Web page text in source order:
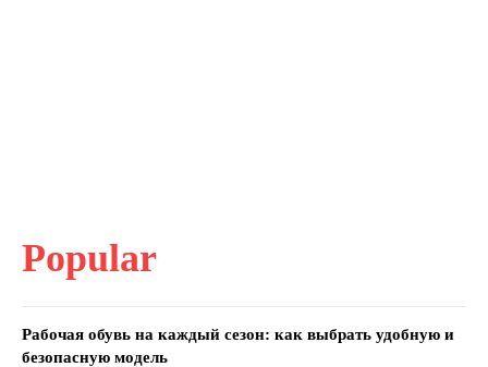
Popular
Рабочая обувь на каждый сезон: как выбрать удобную и
безопасную модель